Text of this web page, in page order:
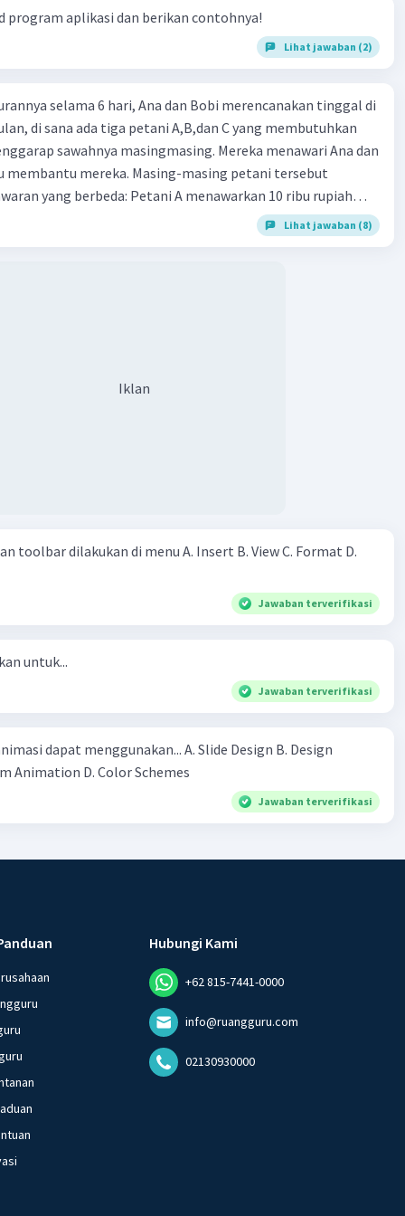
tertentu.
program aplikasi dan berikan contohnya!
Lihat jawaban (2)
selama 6 hari, Ana dan Bobi merencanakan tinggal di
di sana ada tiga petani A,B,dan C yang membutuhkan
sawahnya masingmasing. Mereka menawari Ana dan
membantu mereka. Masing-masing petani tersebut
yang berbeda: Petani A menawarkan 10 ribu rupiah
(Ana dan Bobi) setiap hari. Petani B hanya akan memberi
rupiah pada hari pertama kemudian setiap berikutnya
dua kali lipat sebelumnya. Jadi Ana akan
Lihat jawaban (8)
Iklan
toolbar dilakukan di menu A. Insert B. View C. Format D.
Jawaban terverifikasi
untuk...
Jawaban terverifikasi
dapat menggunakan... A. Slide Design B. Design
Template C.Custom Animation D. Color Schemes​
Jawaban terverifikasi
Hubungi Kami
+62 815-7441-0000
info@ruangguru.com
02130930000